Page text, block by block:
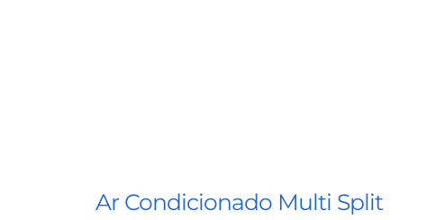
Ar Condicionado Multi Split